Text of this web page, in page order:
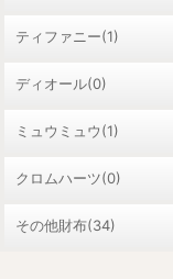
ティファニー(1)
ディオール(0)
ミュウミュウ(1)
クロムハーツ(0)
その他財布(34)